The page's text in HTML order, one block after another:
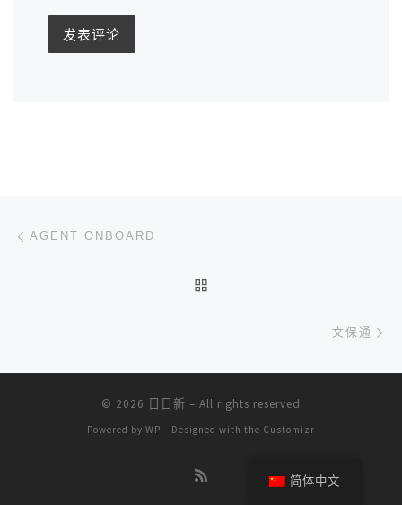
文章导航
AGENT ONBOARD
文保通
© 2026 日日新 – All rights reserved
Powered by WP – Designed with the Customizr
简体中文